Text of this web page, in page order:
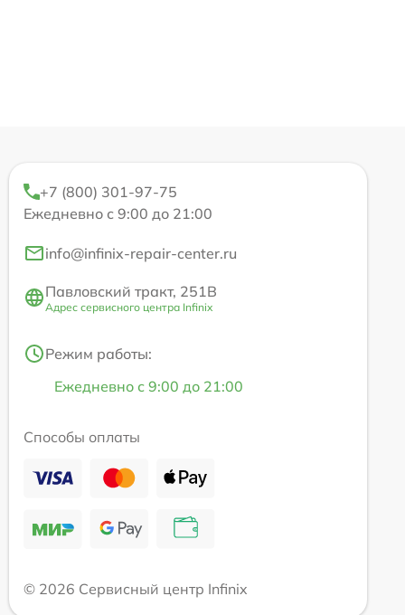
+7 (800) 301-97-75
Ежедневно с 9:00 до 21:00
info@infinix-repair-center.ru
Павловский тракт, 251В
Адрес сервисного центра Infinix
Режим работы:
Ежедневно с 9:00 до 21:00
Способы оплаты
© 2026 Сервисный центр Infinix